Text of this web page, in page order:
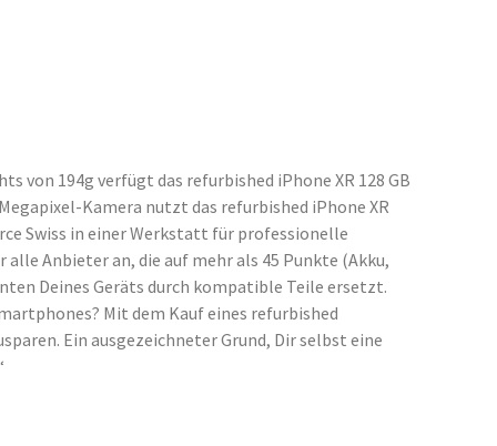
von 194g verfügt das refurbished iPhone XR 128 GB
Kamera nutzt das refurbished iPhone XR
Swiss in einer Werkstatt für professionelle
Anbieter an, die auf mehr als 45 Punkte (Akku,
Deines Geräts durch kompatible Teile ersetzt.
Mit dem Kauf eines refurbished
Ein ausgezeichneter Grund, Dir selbst eine